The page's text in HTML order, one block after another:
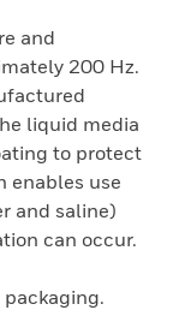
and
200 Hz.
liquid media
to protect
enables use
and saline)
can occur.
packaging.